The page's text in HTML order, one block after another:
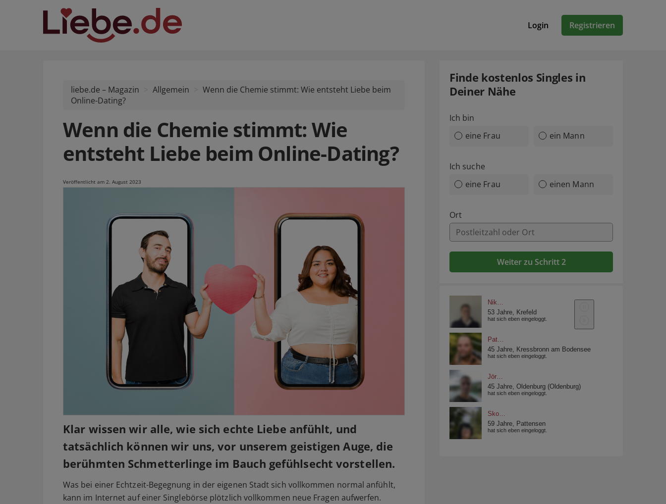
Login Registrieren
liebe.de – Magazin Allgemein
Wenn die Chemie stimmt: Wie entsteht Liebe beim
Online-Dating?
Wenn die Chemie stimmt: Wie
entsteht Liebe beim Online-Dating?
Veröffentlicht am 2. August 2023
Klar wissen wir alle, wie sich echte Liebe anfühlt, und
tatsächlich können wir uns, vor unserem geistigen Auge, die
berühmten Schmetterlinge im Bauch gefühlsecht vorstellen.
Was bei einer Echtzeit-Begegnung in der eigenen Stadt sich vollkommen normal anfühlt,
kann im Internet auf einer Singlebörse plötzlich vollkommen neue Fragen aufwerfen.